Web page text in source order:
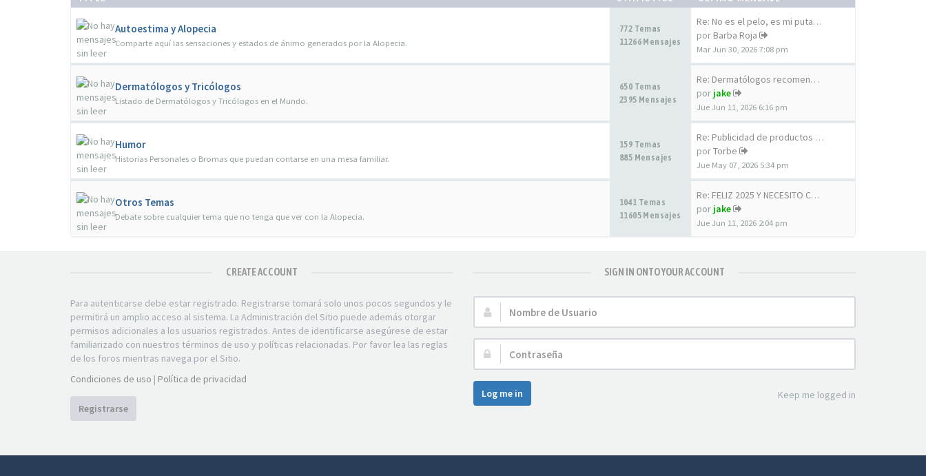
Autoestima y Alopecia
Comparte aquí las sensaciones y estados de ánimo generados por la Alopecia.
772 Temas
11266 Mensajes
Re: No es el pelo, es mi puta…
por Barba Roja
Mar Jun 30, 2026 7:08 pm
Dermatólogos y Tricólogos
Listado de Dermatólogos y Tricólogos en el Mundo.
650 Temas
2395 Mensajes
Re: Dermatólogos recomendados…
por jake
Jue Jun 11, 2026 6:16 pm
Humor
Historias Personales o Bromas que puedan contarse en una mesa familiar.
159 Temas
885 Mensajes
Re: Publicidad de productos a…
porTorbe
Jue May 07, 2026 5:34 pm
Otros Temas
Debate sobre cualquier tema que no tenga que ver con la Alopecia.
1041 Temas
11605 Mensajes
Re: FELIZ 2025 Y NECESITO COL…
por jake
Jue Jun 11, 2026 2:04 pm
CREATE ACCOUNT
Para autenticarse debe estar registrado. Registrarse tomará solo unos pocos segundos y le
permitirá un amplio acceso al sistema. La Administración del Sitio puede además otorgar
permisos adicionales a los usuarios registrados. Antes de identificarse asegúrese de estar
familiarizado con nuestros términos de uso y políticas relacionadas. Por favor lea las reglas
de los foros mientras navega por el Sitio.
Condiciones de uso | Política de privacidad
Registrarse
SIGN IN ONTO YOUR ACCOUNT
Nombre
de
Usuario:
Contraseña:
Keep me logged in
Log me in